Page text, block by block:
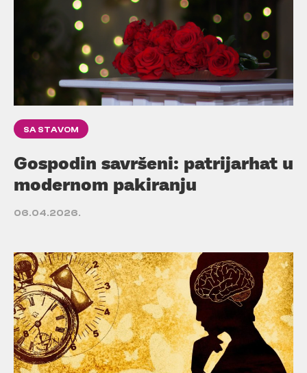
SA STAVOM
Gospodin savršeni: patrijarhat u
modernom pakiranju
06.04.2026.